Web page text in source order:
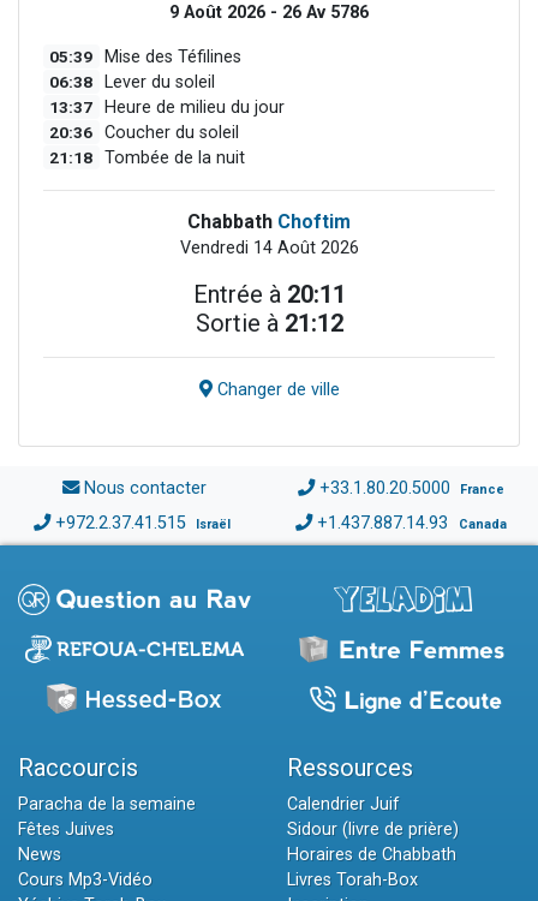
9 Août 2026 - 26 Av 5786
05:39 Mise des Téfilines
06:38 Lever du soleil
13:37 Heure de milieu du jour
20:36 Coucher du soleil
21:18 Tombée de la nuit
Chabbath Choftim
Vendredi 14 Août 2026
Entrée à 20:11
Sortie à 21:12
Changer de ville
Nous contacter +33.1.80.20.5000 France
+972.2.37.41.515 Israël +1.437.887.14.93 Canada
Raccourcis
Paracha de la semaine
Fêtes Juives
News
Cours Mp3-Vidéo
Ressources
Calendrier Juif
Sidour (livre de prière)
Horaires de Chabbath
Livres Torah-Box